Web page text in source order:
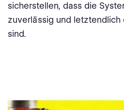
sicherstellen, dass die
zuverlässig und
sind.